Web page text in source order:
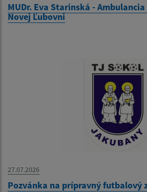
MUDr. Eva Starinská -
Novej Ľubovni
27.07.2026
Pozvánka na prípravný futbalový